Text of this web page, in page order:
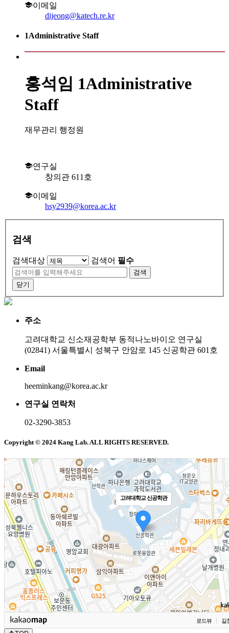
이메일
dijeong@katech.re.kr
1Administrative Staff
홍석임 1Administrative
Staff
재무관리 행정원
연구실
창의관 611호
이메일
hsy2939@korea.ac.kr
검색
검색대상 검색어 필수
검색
닫기
주소
고려대학교 신소재공학부 동적나노바이오 연구실
(02841) 서울특별시 성북구 안암로 145 신공학관 601호
Email
heeminkang@korea.ac.kr
연구실 연락처
02-3290-3853
Copyright © 2024 Kang Lab. ALL RIGHTS RESERVED.
고려대학교 신공학관
로드뷰 길